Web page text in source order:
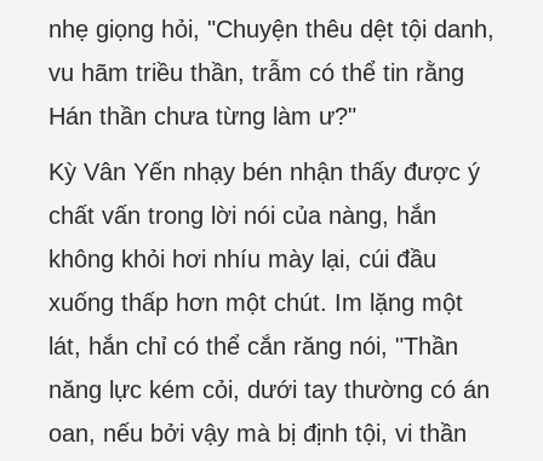
nhẹ giọng hỏi, "Chuyện thêu dệt tội danh,
vu hãm triều thần, trẫm có thể tin rằng
Hán thần chưa từng làm ư?"
Kỳ Vân Yến nhạy bén nhận thấy được ý
chất vấn trong lời nói của nàng, hắn
không khỏi hơi nhíu mày lại, cúi đầu
xuống thấp hơn một chút. Im lặng một
lát, hắn chỉ có thể cắn răng nói, "Thần
năng lực kém cỏi, dưới tay thường có án
oan, nếu bởi vậy mà bị định tội, vi thần